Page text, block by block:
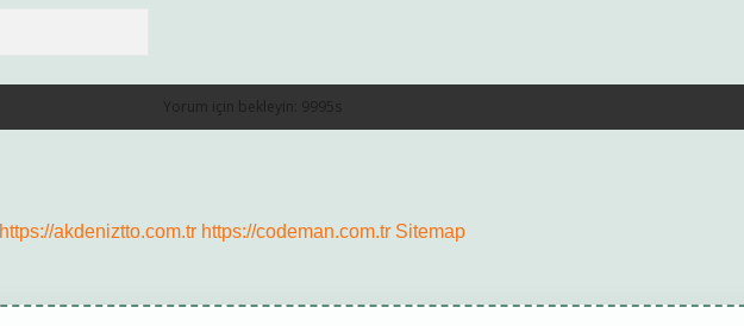
https://akdeniztto.com.tr https://codeman.com.tr Sitemap